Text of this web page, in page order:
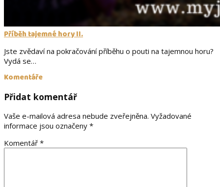
Příběh tajemné hory II.
Jste zvědaví na pokračování příběhu o pouti na tajemnou horu?
Vydá se…
Komentáře
Přidat komentář
Vaše e-mailová adresa nebude zveřejněna. Vyžadované
informace jsou označeny *
Komentář *